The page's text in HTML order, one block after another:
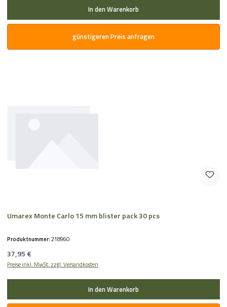
In den Warenkorb
günstigeren Preis anfragen
Umarex Monte Carlo 15 mm blister pack 30 pcs
Produktnummer:218960
Regulärer Preis:
37,95 €
Preise inkl. MwSt. zzgl. Versandkosten
In den Warenkorb